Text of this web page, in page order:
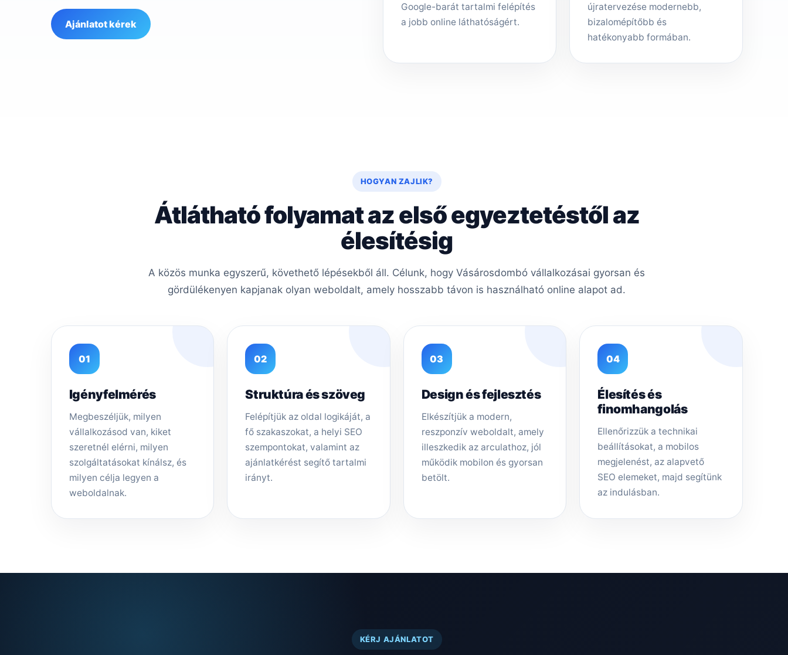
Ajánlatot kérek
Google-barát tartalmi felépítés
a jobb online láthatóságért.
újratervezése modernebb,
bizalomépítőbb és
hatékonyabb formában.
HOGYAN ZAJLIK?
Átlátható folyamat az első egyeztetéstől az
élesítésig
A közös munka egyszerű, követhető lépésekből áll. Célunk, hogy Vásárosdombó vállalkozásai gyorsan és
gördülékenyen kapjanak olyan weboldalt, amely hosszabb távon is használható online alapot ad.
01
Igényfelmérés
Megbeszéljük, milyen
vállalkozásod van, kiket
szeretnél elérni, milyen
szolgáltatásokat kínálsz, és
milyen célja legyen a
weboldalnak.
02
Struktúra és szöveg
Felépítjük az oldal logikáját, a
fő szakaszokat, a helyi SEO
szempontokat, valamint az
ajánlatkérést segítő tartalmi
irányt.
03
Design és fejlesztés
Elkészítjük a modern,
reszponzív weboldalt, amely
illeszkedik az arculathoz, jól
működik mobilon és gyorsan
betölt.
04
Élesítés és
finomhangolás
Ellenőrizzük a technikai
beállításokat, a mobilos
megjelenést, az alapvető
SEO elemeket, majd segítünk
az indulásban.
KÉRJ AJÁNLATOT